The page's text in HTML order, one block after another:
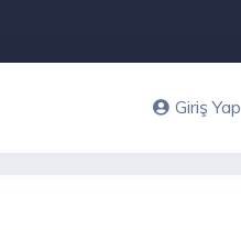
Giriş Yap